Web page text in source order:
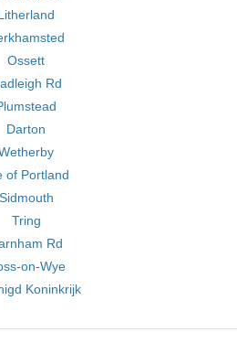
Ossett
Rd
Darton
of Portland
Sidmouth
Tring
Rd
on-Wye
Koninkrijk